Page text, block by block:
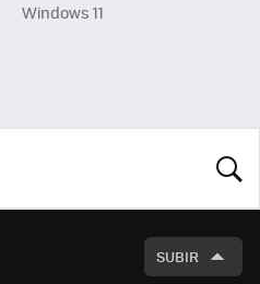
Windows 11
SUBIR